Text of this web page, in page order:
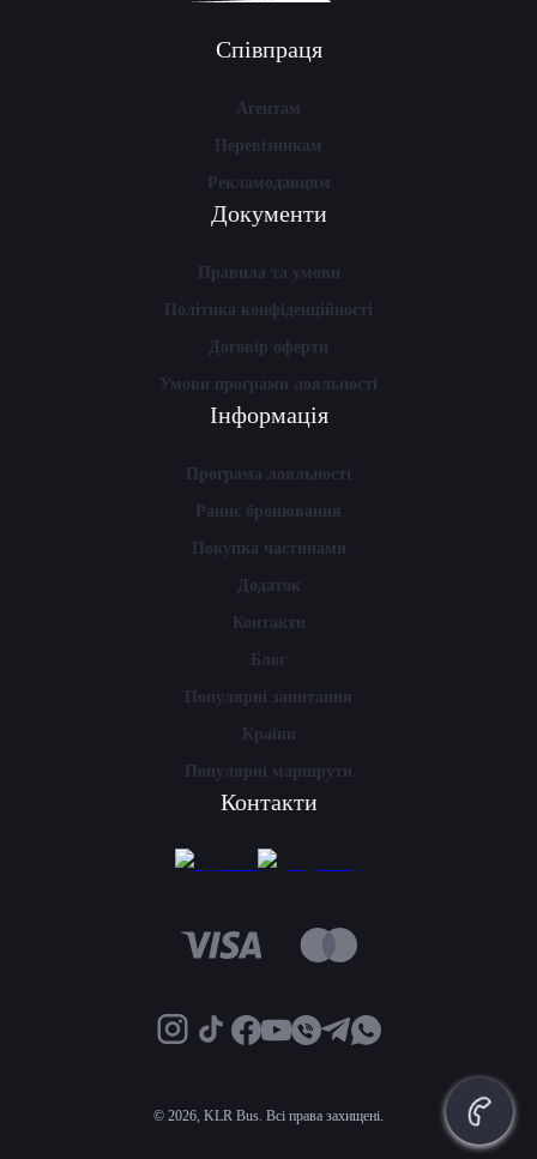
Співпраця
Агентам
Перевізникам
Рекламодавцям
Документи
Правила та умови
Політика конфіденційності
Договір оферти
Умови програми лояльності
Інформація
Програма лояльності
Раннє бронювання
Покупка частинами
Додаток
Контакти
Блог
Популярні запитання
Країни
Популярні маршрути
Контакти
© 2026, KLR Bus. Всі права захищені.